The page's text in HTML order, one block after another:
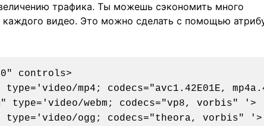
трафика. Ты можешь сэкономить много
видео. Это можно сделать с помощью
controls>